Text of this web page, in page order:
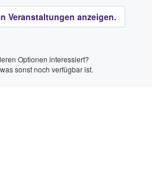
Veranstaltungen anzeigen.
Optionen interessiert?
sonst noch verfügbar ist.